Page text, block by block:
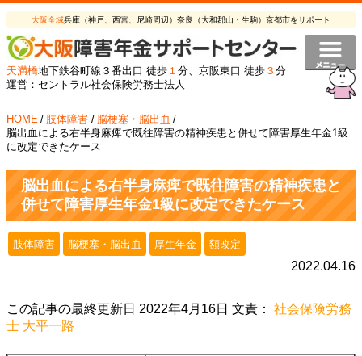
大阪全域兵庫（神戸、西宮、尼崎周辺）奈良（大和郡山・生駒）京都市をサポート
天満橋地下鉄谷町線３番出口 徒歩 １ 分、京阪東口 徒歩 ３ 分
運営：セントラル社会保険労務士法人
HOME / 肢体障害 / 脳梗塞・脳出血 /
脳出血による右半身麻痺で既往障害の精神疾患と併せて障害厚生年金1級
に改定できたケース
脳出血による右半身麻痺で既往障害の精神疾患と
併せて障害厚生年金1級に改定できたケース
肢体障害 脳梗塞・脳出血 厚生年金 額改定
2022.04.16
この記事の最終更新日 2022年4月16日 文責： 社会保険労務
士 大平一路